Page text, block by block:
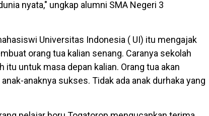
nyata," ungkap alumni SMA Negeri 3
Universitas Indonesia ( UI) itu mengajak
orang tua kalian senang. Caranya sekolah
itu untuk masa depan kalian. Orang tua akan
anaknya sukses. Tidak ada anak durhaka yang